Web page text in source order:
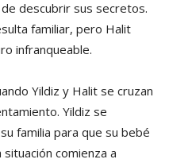
descubrir sus secretos.
familiar, pero Halit
infranqueable.
Yildiz y Halit se cruzan
Yildiz se
familia para que su bebé
comienza a